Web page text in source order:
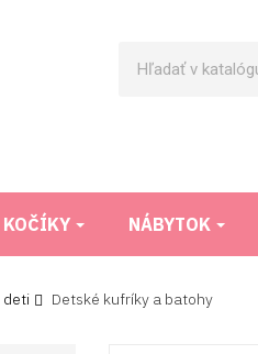
KOČÍKY NÁBYTOK
deti Detské kufríky a batohy